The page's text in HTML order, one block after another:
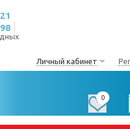
Личный кабинет
0